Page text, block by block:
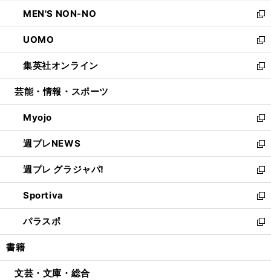
く
で
開
く
ド
ウ
で
開
く
ウ
ィ
ン
ド
ウ
で
開
し
い
ウ
ィ
ン
ド
ウ
開
く
MEN'S NON-NO
新
し
い
ウ
ィ
ン
ウ
で
開
く
UOMO
新
し
い
ウ
ン
ド
ウ
で
開
く
集英社オンライン
新
し
ウ
ィ
ン
ド
ウ
で
開
く
芸能・情報・スポーツ
Myojo
新
し
い
ウ
ィ
ン
ド
ウ
で
開
週プレNEWS
新
し
い
ウ
ィ
ン
ド
ウ
開
週プレ グラジャパ!
新
し
い
ウ
ィ
ン
ウ
Sportiva
新
し
い
ウ
ン
パラスポ
新
し
ウ
書籍
文芸・文庫・総合